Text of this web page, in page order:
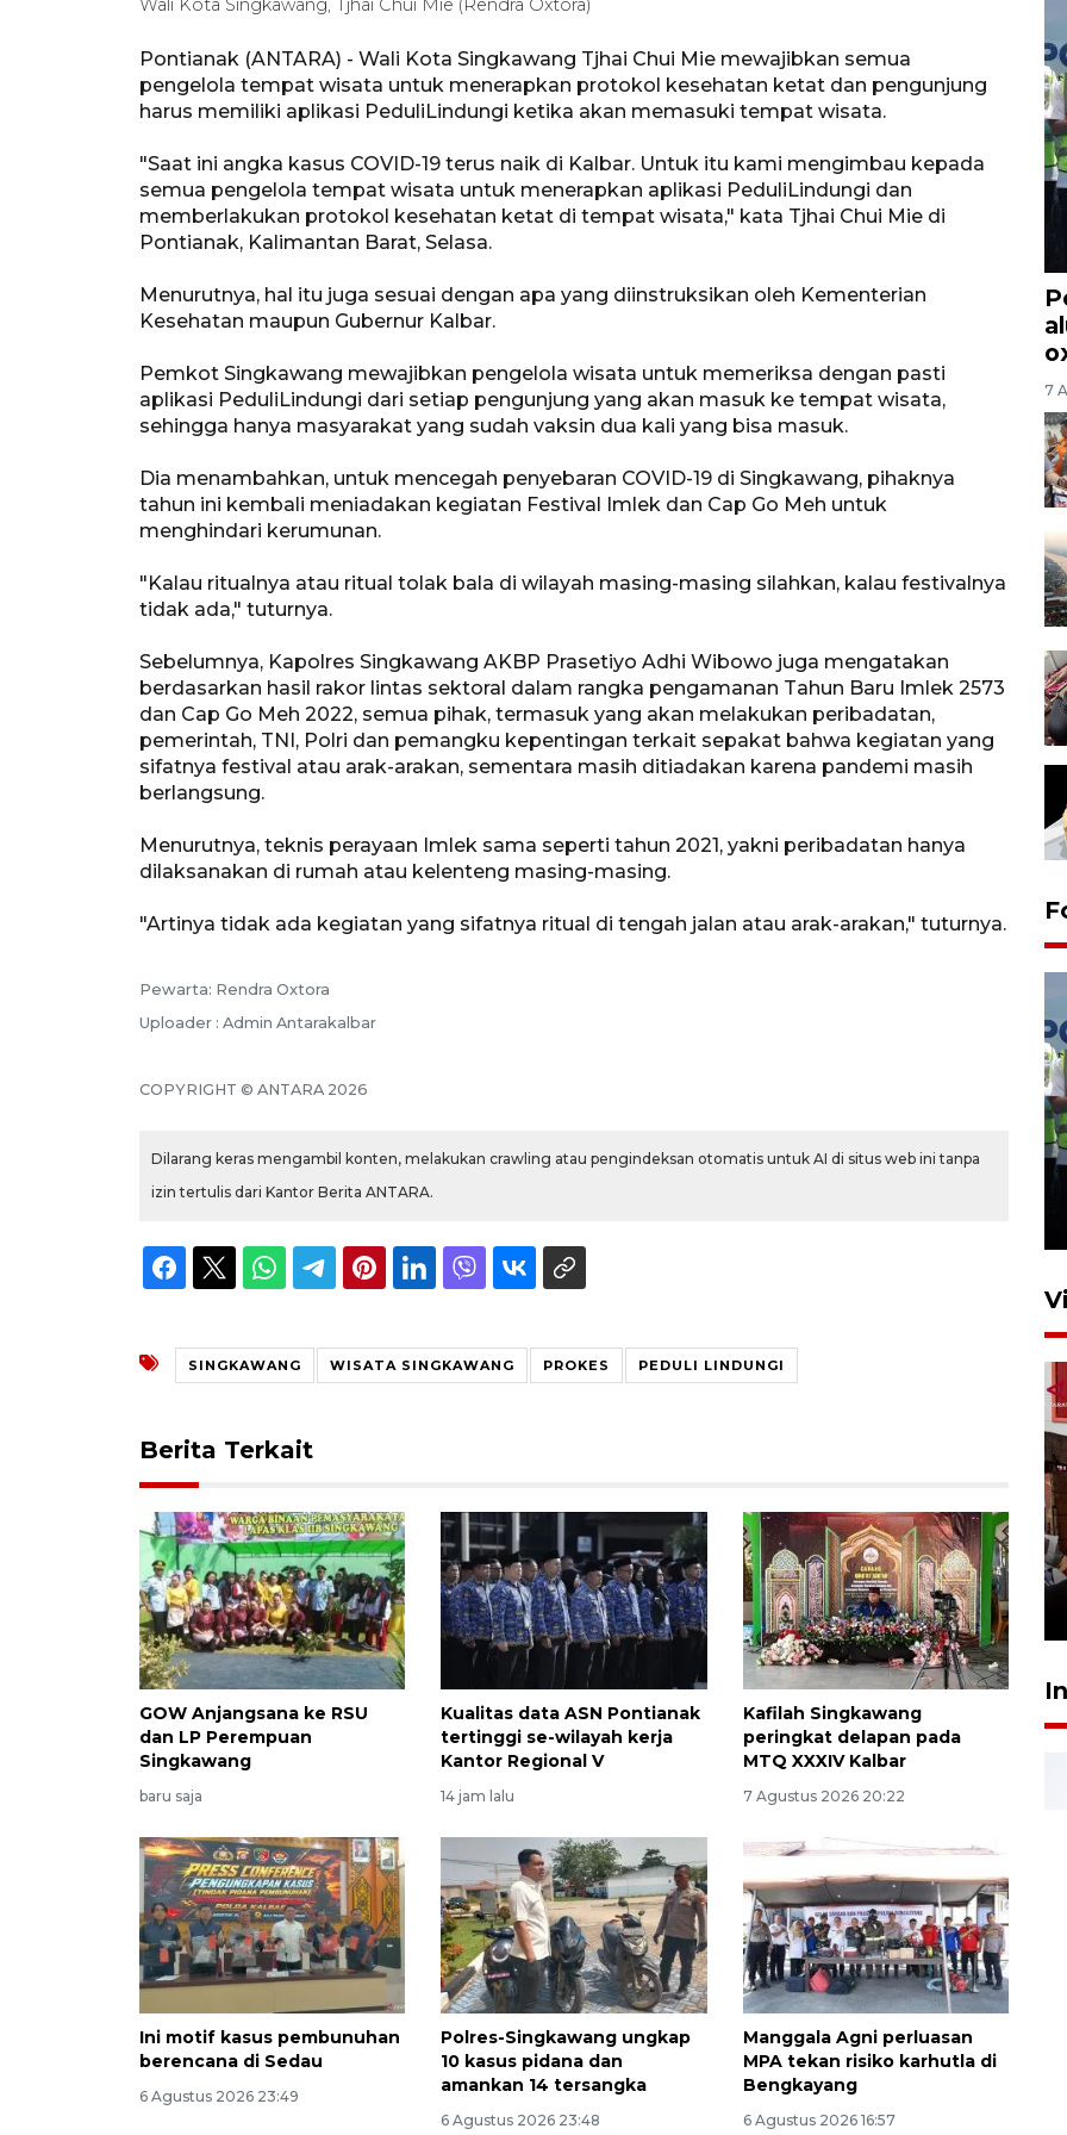
Wali Kota Singkawang, Tjhai Chui Mie (Rendra Oxtora)
Pontianak (ANTARA) - Wali Kota Singkawang Tjhai Chui Mie mewajibkan semua
pengelola tempat wisata untuk menerapkan protokol kesehatan ketat dan pengunjung
harus memiliki aplikasi PeduliLindungi ketika akan memasuki tempat wisata.
"Saat ini angka kasus COVID-19 terus naik di Kalbar. Untuk itu kami mengimbau kepada
semua pengelola tempat wisata untuk menerapkan aplikasi PeduliLindungi dan
memberlakukan protokol kesehatan ketat di tempat wisata," kata Tjhai Chui Mie di
Pontianak, Kalimantan Barat, Selasa.
Menurutnya, hal itu juga sesuai dengan apa yang diinstruksikan oleh Kementerian
Kesehatan maupun Gubernur Kalbar.
Pemkot Singkawang mewajibkan pengelola wisata untuk memeriksa dengan pasti
aplikasi PeduliLindungi dari setiap pengunjung yang akan masuk ke tempat wisata,
sehingga hanya masyarakat yang sudah vaksin dua kali yang bisa masuk.
Dia menambahkan, untuk mencegah penyebaran COVID-19 di Singkawang, pihaknya
tahun ini kembali meniadakan kegiatan Festival Imlek dan Cap Go Meh untuk
menghindari kerumunan.
"Kalau ritualnya atau ritual tolak bala di wilayah masing-masing silahkan, kalau festivalnya
tidak ada," tuturnya.
Sebelumnya, Kapolres Singkawang AKBP Prasetiyo Adhi Wibowo juga mengatakan
berdasarkan hasil rakor lintas sektoral dalam rangka pengamanan Tahun Baru Imlek 2573
dan Cap Go Meh 2022, semua pihak, termasuk yang akan melakukan peribadatan,
pemerintah, TNI, Polri dan pemangku kepentingan terkait sepakat bahwa kegiatan yang
sifatnya festival atau arak-arakan, sementara masih ditiadakan karena pandemi masih
berlangsung.
Menurutnya, teknis perayaan Imlek sama seperti tahun 2021, yakni peribadatan hanya
dilaksanakan di rumah atau kelenteng masing-masing.
"Artinya tidak ada kegiatan yang sifatnya ritual di tengah jalan atau arak-arakan," tuturnya.
Pewarta: Rendra Oxtora
Uploader : Admin Antarakalbar
COPYRIGHT © ANTARA 2026
Dilarang keras mengambil konten, melakukan crawling atau pengindeksan otomatis untuk AI di situs web ini tanpa
izin tertulis dari Kantor Berita ANTARA.
SINGKAWANG WISATA SINGKAWANG PROKES PEDULI LINDUNGI
Berita Terkait
GOW Anjangsana ke RSU
dan LP Perempuan
Singkawang
baru saja
Kualitas data ASN Pontianak
tertinggi se-wilayah kerja
Kantor Regional V
14 jam lalu
Kafilah Singkawang
peringkat delapan pada
MTQ XXXIV Kalbar
7 Agustus 2026 20:22
Ini motif kasus pembunuhan
berencana di Sedau
6 Agustus 2026 23:49
Polres-Singkawang ungkap
10 kasus pidana dan
amankan 14 tersangka
6 Agustus 2026 23:48
Manggala Agni perluasan
MPA tekan risiko karhutla di
Bengkayang
6 Agustus 2026 16:57
7
Kalbar siaga darurat karhutla
Satgas pangan Pontianak
inspeksi alur distribusi
makanan strategis
24 Juli 2026 16:30